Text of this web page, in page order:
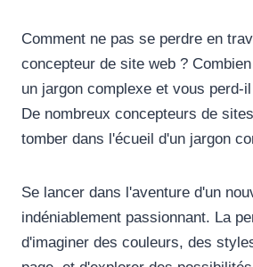
Comment ne pas se perdre en
concepteur de site web ?
un jargon complexe et vous perd-
De nombreux concepteurs de
tomber dans l'écueil d'un jargon
Se lancer dans l'aventure d'un
indéniablement passionnant. La
d'imaginer des couleurs, des